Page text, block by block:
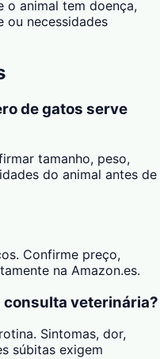
o animal tem doença,
ou necessidades
de gatos serve
tamanho, peso,
do animal antes de
Confirme preço,
na Amazon.es.
veterinária?
Sintomas, dor,
súbitas exigem